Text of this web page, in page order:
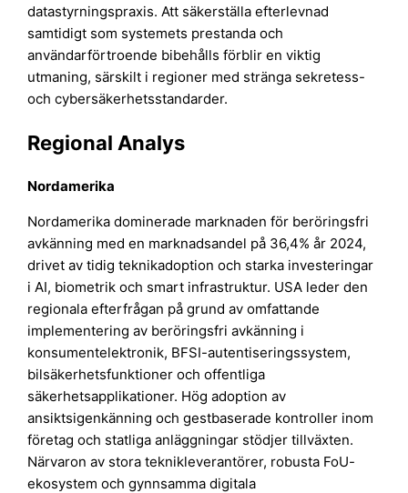
datastyrningspraxis. Att säkerställa efterlevnad
samtidigt som systemets prestanda och
användarförtroende bibehålls förblir en viktig
utmaning, särskilt i regioner med stränga sekretess-
och cybersäkerhetsstandarder.
Regional Analys
Nordamerika
Nordamerika dominerade marknaden för beröringsfri
avkänning med en marknadsandel på 36,4% år 2024,
drivet av tidig teknikadoption och starka investeringar
i AI, biometrik och smart infrastruktur. USA leder den
regionala efterfrågan på grund av omfattande
implementering av beröringsfri avkänning i
konsumentelektronik, BFSI-autentiseringssystem,
bilsäkerhetsfunktioner och offentliga
säkerhetsapplikationer. Hög adoption av
ansiktsigenkänning och gestbaserade kontroller inom
företag och statliga anläggningar stödjer tillväxten.
Närvaron av stora teknikleverantörer, robusta FoU-
ekosystem och gynnsamma digitala